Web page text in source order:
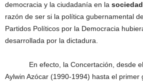
democracia y la ciudadanía en la
razón de ser si la política gubernamental
Partidos Políticos por la Democracia
desarrollada por la dictadura.
En efecto, la Concertación, desde el
Aylwin Azócar (1990-1994) hasta el primer